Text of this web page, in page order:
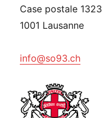
Case postale 1323
1001 Lausanne
info@so93.ch